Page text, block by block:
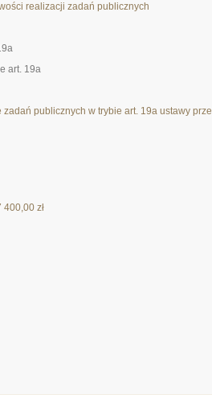
realizacji zadań publicznych
art. 19a
publicznych w trybie art. 19a ustawy
zł